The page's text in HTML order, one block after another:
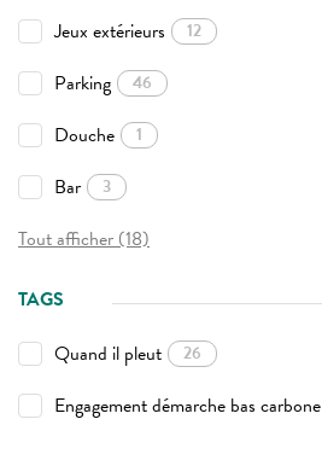
Jeux extérieurs
12
Parking 46
Douche 1
Bar 3
Tout afficher (18)
TAGS
Quand il pleut
26
Engagement démarche bas carbone